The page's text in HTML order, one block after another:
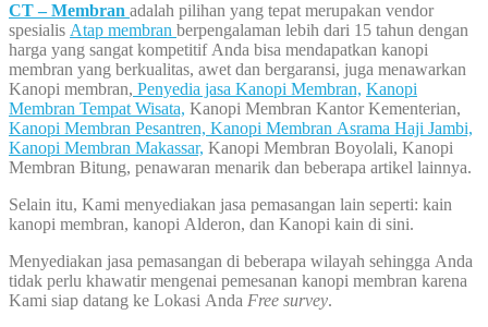
CT – Membran adalah pilihan yang tepat merupakan vendor
spesialis Atap membran berpengalaman lebih dari 15 tahun dengan
harga yang sangat kompetitif Anda bisa mendapatkan kanopi
membran yang berkualitas, awet dan bergaransi, juga menawarkan
Kanopi membran, Penyedia jasa Kanopi Membran, Kanopi
Membran Tempat Wisata, Kanopi Membran Kantor Kementerian,
Kanopi Membran Pesantren, Kanopi Membran Asrama Haji Jambi,
Kanopi Membran Makassar, Kanopi Membran Boyolali, Kanopi
Membran Bitung, penawaran menarik dan beberapa artikel lainnya.
Selain itu, Kami menyediakan jasa pemasangan lain seperti: kain
kanopi membran, kanopi Alderon, dan Kanopi kain di sini.
Menyediakan jasa pemasangan di beberapa wilayah sehingga Anda
tidak perlu khawatir mengenai pemesanan kanopi membran karena
Kami siap datang ke Lokasi Anda Free survey.